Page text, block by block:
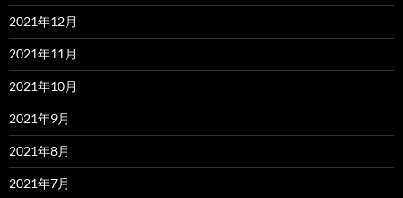
2021年12月
2021年11月
2021年10月
2021年9月
2021年8月
2021年7月